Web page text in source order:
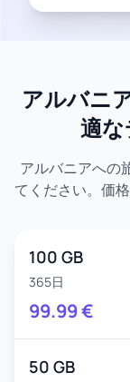
アルバニ
適
アルバニアへの
てください。価
100 GB
365日
99.99€
50 GB